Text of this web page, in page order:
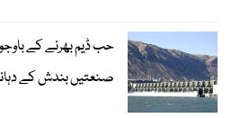
صنعتیں بندش کے